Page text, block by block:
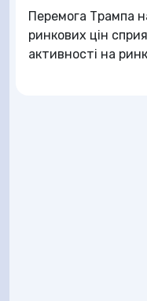
Перемога Трампа
ринкових цін
активності на